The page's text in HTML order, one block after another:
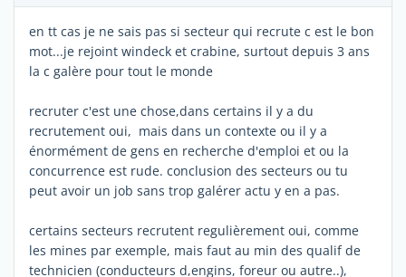
en tt cas je ne sais pas si secteur qui recrute c est le bon
mot...je rejoint windeck et crabine, surtout depuis 3 ans
la c galère pour tout le monde
recruter c'est une chose,dans certains il y a du
recrutement oui, mais dans un contexte ou il y a
énormément de gens en recherche d'emploi et ou la
concurrence est rude. conclusion des secteurs ou tu
peut avoir un job sans trop galérer actu y en a pas.
certains secteurs recrutent regulièrement oui, comme
les mines par exemple, mais faut au min des qualif de
technicien (conducteurs d,engins, foreur ou autre..),